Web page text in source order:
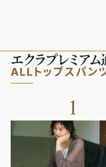
エクラプレミア
ALLトップス パン
1